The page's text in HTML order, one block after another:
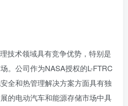
技术领域具有竞争优势，特别是
。公司作为NASA授权的L-FTRC
全和热管理解决方案方面具有独
的电动汽车和能源存储市场中具